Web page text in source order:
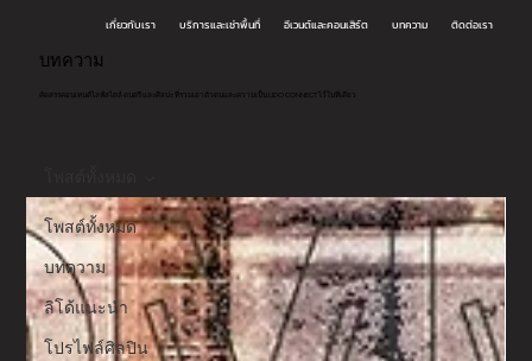
เกี่ยวกับเรา บริการและเช่าพื้นที่ อีเวนต์และคอนเสิร์ต บทความ ติดต่อเรา
บทความ
คัดสรรคอนเทนต์ไลฟ์สไตล์ ดนตรี และศิลปะ ที่รวมเอาตัวตนและความเป็น LIDO CONNECT ไว้ในที่เดียว
โพสต์ทั้งหมด
บทความ
ลิโด้แนะนำ
โปรไฟล์ศิลปิน